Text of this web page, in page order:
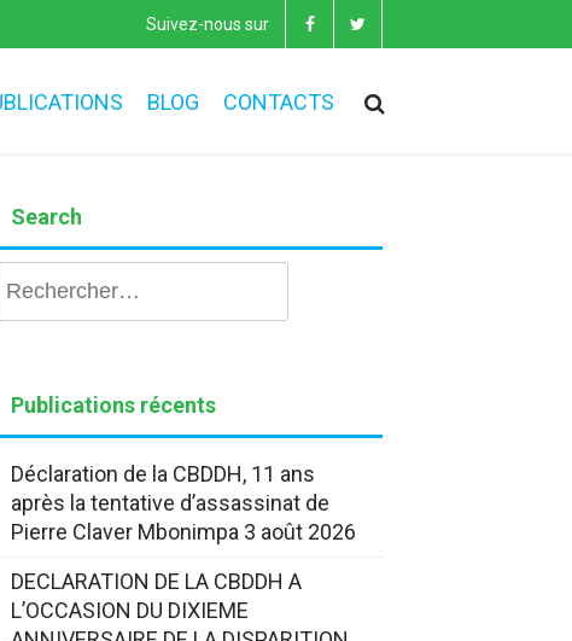
Suivez-nous sur
BLOG CONTACTS
Search
Publications récents
Déclaration de la CBDDH, 11 ans
après la tentative d’assassinat de
Pierre Claver Mbonimpa 3 août 2026
DECLARATION DE LA CBDDH A
L’OCCASION DU DIXIEME